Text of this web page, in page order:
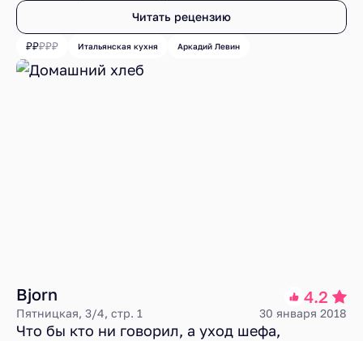
Италии там по-прежнему живет московская
подделка, причем качество ее неизмено
ухудшается.
Читать рецензию
Итальянская кухня Аркадий Левин
Bjorn 4.2
Пятницкая, 3/4, стр. 1 30 января 2018
Что бы кто ни говорил, а уход шефа,